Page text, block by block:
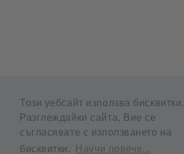
Този уебсайт използва бисквитки.
Разглеждайки сайта, Вие се
съгласявате с използването на
бисквитки.
Научи повече...